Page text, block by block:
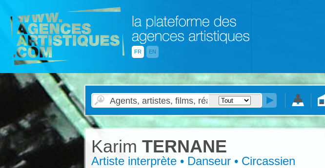
FR EN
Karim TERNANE
Artiste interprète • Danseur • Circassien